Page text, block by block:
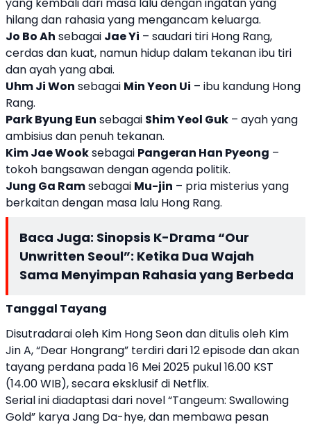
yang kembali dari masa lalu dengan ingatan yang
hilang dan rahasia yang mengancam keluarga.
Jo Bo Ah sebagai Jae Yi – saudari tiri Hong Rang,
cerdas dan kuat, namun hidup dalam tekanan ibu tiri
dan ayah yang abai.
Uhm Ji Won sebagai Min Yeon Ui – ibu kandung Hong
Rang.
Park Byung Eun sebagai Shim Yeol Guk – ayah yang
ambisius dan penuh tekanan.
Kim Jae Wooksebagai Pangeran Han Pyeong –
tokoh bangsawan dengan agenda politik.
Jung Ga Ramsebagai Mu-jin – pria misterius yang
berkaitan dengan masa lalu Hong Rang.
Baca Juga: Sinopsis K-Drama “Our
Unwritten Seoul”: Ketika Dua Wajah
Sama Menyimpan Rahasia yang Berbeda
Tanggal Tayang
Disutradarai oleh Kim Hong Seon dan ditulis oleh Kim
Jin A, “Dear Hongrang” terdiri dari 12 episode dan akan
tayang perdana pada 16 Mei 2025 pukul 16.00 KST
(14.00 WIB), secara eksklusif di Netflix.
Serial ini diadaptasi dari novel“Tangeum: Swallowing
Gold” karya Jang Da-hye, dan membawa pesan